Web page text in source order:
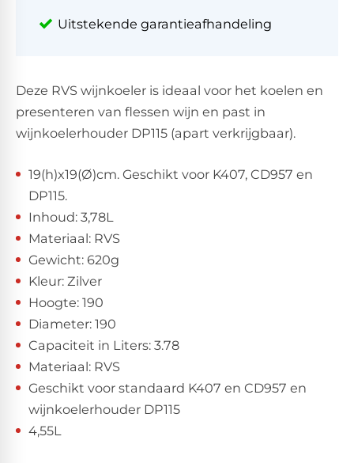
Uitstekende garantieafhandeling
Deze RVS wijnkoeler is ideaal voor het koelen en
presenteren van flessen wijn en past in
wijnkoelerhouder DP115 (apart verkrijgbaar).
19(h)x19(Ø)cm. Geschikt voor K407, CD957 en
DP115.
Inhoud: 3,78L
Materiaal: RVS
Gewicht: 620g
Kleur: Zilver
Hoogte: 190
Diameter: 190
Capaciteit in Liters: 3.78
Materiaal: RVS
Geschikt voor standaard K407 en CD957 en
wijnkoelerhouder DP115
4,55L